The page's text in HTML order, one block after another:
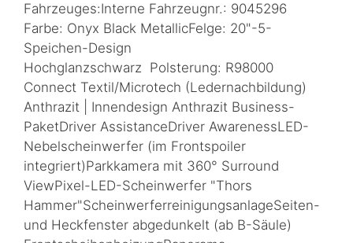
Fahrzeuges:Interne Fahrzeugnr.: 9045296
Farbe: Onyx Black MetallicFelge: 20"-5-
Speichen-Design
Hochglanzschwarz Polsterung: R98000
Connect Textil/Microtech (Ledernachbildung)
Anthrazit | Innendesign Anthrazit Business-
PaketDriver AssistanceDriver AwarenessLED-
Nebelscheinwerfer (im Frontspoiler
integriert)Parkkamera mit 360° Surround
ViewPixel-LED-Scheinwerfer "Thors
Hammer"ScheinwerferreinigungsanlageSeiten-
und Heckfenster abgedunkelt (ab B-Säule)